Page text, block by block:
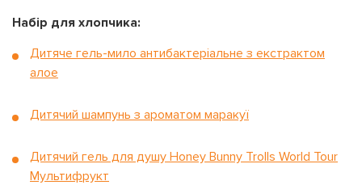
Набір для хлопчика:
Дитяче гель-мило антибактеріальне з екстрактом
алое
Дитячий шампунь з ароматом маракуї
Дитячий гель для душу Honey Bunny Trolls World Tour
Мультифрукт